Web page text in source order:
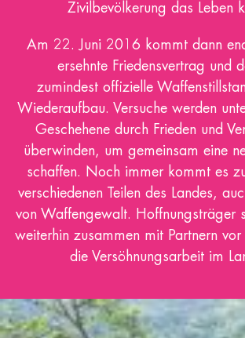
Zivilbevölkerung das Leben
Am 22. Juni 2016 kommt dann
ersehnte Friedensvertrag und
zumindest offizielle
Wiederaufbau. Versuche werden
Geschehene durch Frieden und
überwinden, um gemeinsam eine
schaffen. Noch immer kommt es
verschiedenen Teilen des Landes,
von Waffengewalt. Hoffnungsträger
weiterhin zusammen mit Partnern
die Versöhnungsarbeit im